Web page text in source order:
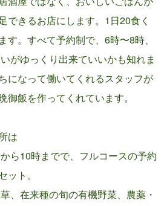
できるお店にします。1日20食く
す。すべて予約制で、6時〜8時、
がゆっくり出来ていいかも知れま
になって働いてくれるスタッフが
御飯を作ってくれています。
は
ら10時までで、フルコースの予約
ト。
、在来種の旬の有機野菜、農薬・